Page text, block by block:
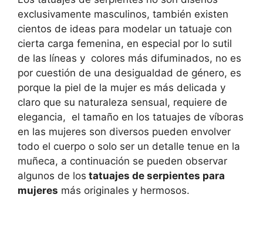
exclusivamente masculinos, también existen
cientos de ideas para modelar un tatuaje con
cierta carga femenina, en especial por lo sutil
de las líneas y colores más difuminados, no es
por cuestión de una desigualdad de género, es
porque la piel de la mujer es más delicada y
claro que su naturaleza sensual, requiere de
elegancia, el tamaño en los tatuajes de víboras
en las mujeres son diversos pueden envolver
todo el cuerpo o solo ser un detalle tenue en la
muñeca, a continuación se pueden observar
algunos de los tatuajes de serpientes para
mujeres más originales y hermosos.